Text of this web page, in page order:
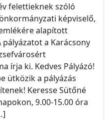
felettieknek szóló
képviselő,
alapított
a Karácsony
írja ki. Kedves Pályázó!
ütközik a pályázás
Keresse Sütőné
9.00-15.00 óra